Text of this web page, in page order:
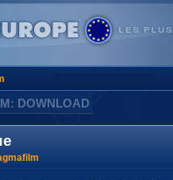
DOWNLOAD